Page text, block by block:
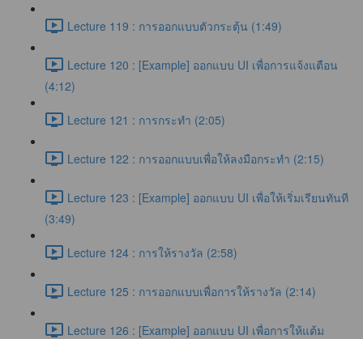
Lecture 119 : การออกแบบตัวกระตุ้น (1:49)
Lecture 120 : [Example] ออกแบบ UI เพื่อการแจ้งแตือน
(4:12)
Lecture 121 : การกระทำ (2:05)
Lecture 122 : การออกแบบเพื่อให้ลงมือกระทำ (2:15)
Lecture 123 : [Example] ออกแบบ UI เพื่อให้เริ่มเรียนทันที
(3:49)
Lecture 124 : การให้รางวัล (2:58)
Lecture 125 : การออกแบบเพื่อการให้รางวัล (2:14)
Lecture 126 : [Example] ออกแบบ UI เพื่อการให้แต้ม